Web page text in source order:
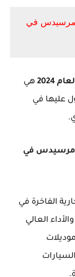
مرسيدس في
هي
عليها في
ارخص 5 سيارات مرسيدس في
الفاخرة في
العالي